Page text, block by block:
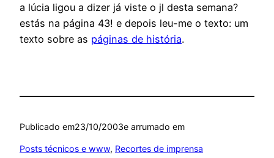
a lúcia ligou a dizer já viste o jl desta semana?
estás na página 43! e depois leu-me o texto: um
texto sobre as páginas de história.
Publicado em23/10/2003e arrumado em
Posts técnicos e www, Recortes de imprensa